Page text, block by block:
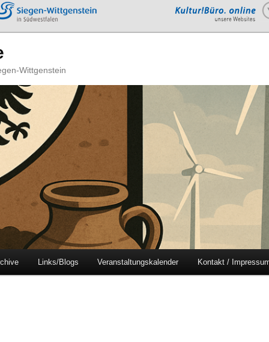
Wittgenstein
Links/Blogs Veranstaltungskalender Kontakt /